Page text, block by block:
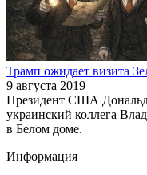
Трамп ожидает визита
9 августа 2019
Президент США Дональд
украинский коллега
в Белом доме.
Информация